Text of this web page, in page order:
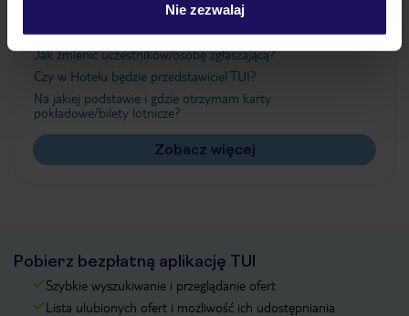
Nie zezwalaj
Jak zmienić uczestników/osobę zgłaszającą?
Czy w Hotelu będzie przedstawiciel TUI?
Na jakiej podstawie i gdzie otrzymam karty
pokładowe/bilety lotnicze?
Zobacz więcej
Pobierz bezpłatną aplikację TUI
Szybkie wyszukiwanie i przeglądanie ofert
Lista ulubionych ofert i możliwość ich udostępniania